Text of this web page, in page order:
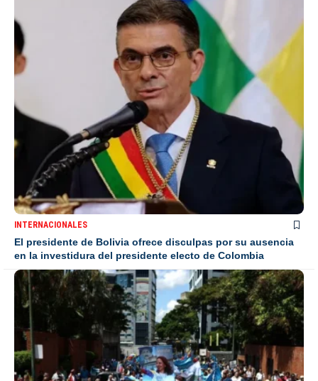
INTERNACIONALES
El presidente de Bolivia ofrece disculpas por su ausencia
en la investidura del presidente electo de Colombia